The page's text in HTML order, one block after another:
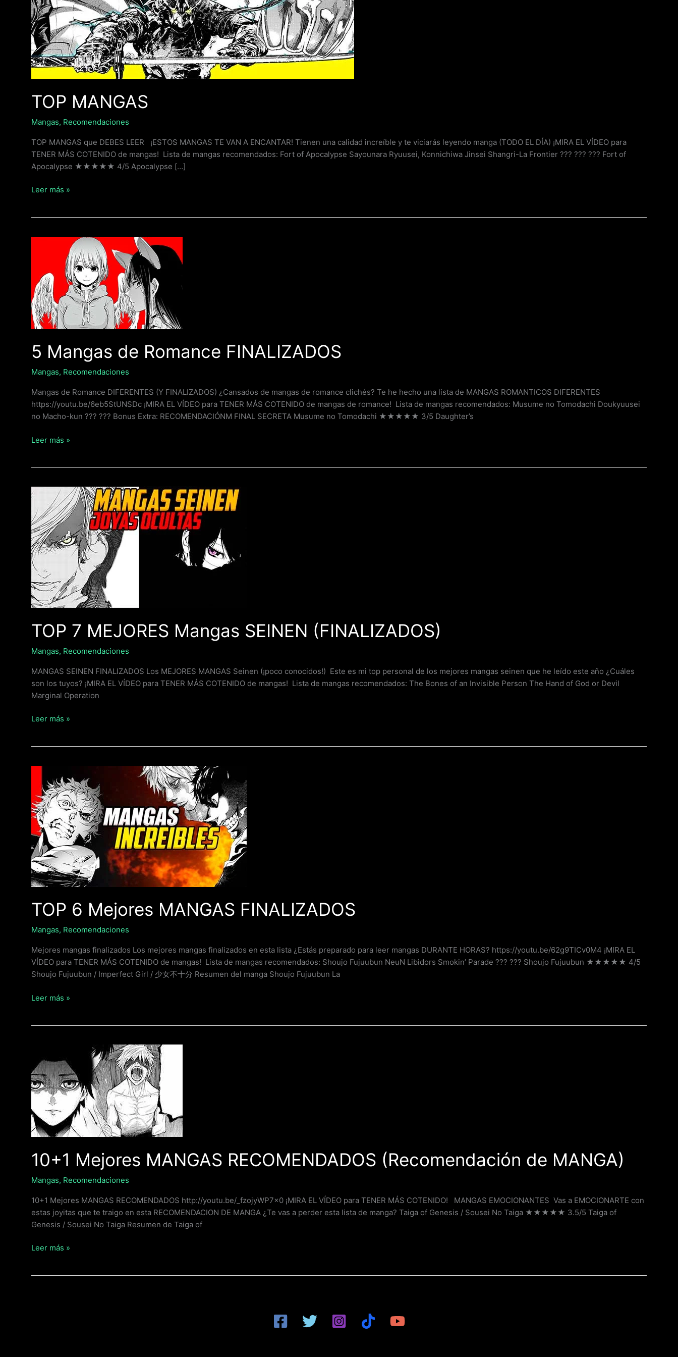
TOP MANGAS
Mangas, Recomendaciones
TOP MANGAS que DEBES LEER ¡ESTOS MANGAS TE VAN A ENCANTAR! Tienen una calidad increíble y te viciarás leyendo manga (TODO EL DÍA) ¡MIRA EL VÍDEO para
TENER MÁS COTENIDO de mangas! Lista de mangas recomendados: Fort of Apocalypse Sayounara Ryuusei, Konnichiwa Jinsei Shangri-La Frontier ??? ??? ??? Fort of
Apocalypse ★★★★★ 4/5 Apocalypse […]
Leer más »
5 Mangas de Romance FINALIZADOS
Mangas, Recomendaciones
Mangas de Romance DIFERENTES (Y FINALIZADOS) ¿Cansados de mangas de romance clichés? Te he hecho una lista de MANGAS ROMANTICOS DIFERENTES
https://youtu.be/6eb5StUNSDc ¡MIRA EL VÍDEO para TENER MÁS COTENIDO de mangas de romance! Lista de mangas recomendados: Musume no Tomodachi Doukyuusei
no Macho-kun ??? ??? Bonus Extra: RECOMENDACIÓNM FINAL SECRETA Musume no Tomodachi ★★★★★ 3/5 Daughter’s
Romance
FINALIZADOS
Leer más »
TOP 7 MEJORES Mangas SEINEN (FINALIZADOS)
Mangas, Recomendaciones
MANGAS SEINEN FINALIZADOS Los MEJORES MANGAS Seinen (¡poco conocidos!) Este es mi top personal de los mejores mangas seinen que he leído este año ¿Cuáles
son los tuyos? ¡MIRA EL VÍDEO para TENER MÁS COTENIDO de mangas! Lista de mangas recomendados: The Bones of an Invisible Person The Hand of God or Devil
Marginal Operation
TOP
MEJORES
Mangas
SEINEN
(FINALIZADOS)
Leer más »
TOP 6 Mejores MANGAS FINALIZADOS
Mangas, Recomendaciones
Mejores mangas finalizados Los mejores mangas finalizados en esta lista ¿Estás preparado para leer mangas DURANTE HORAS? https://youtu.be/62g9TICv0M4 ¡MIRA EL
VÍDEO para TENER MÁS COTENIDO de mangas! Lista de mangas recomendados: Shoujo Fujuubun NeuN Libidors Smokin’ Parade ??? ??? Shoujo Fujuubun ★★★★★ 4/5
Shoujo Fujuubun / Imperfect Girl / 少女不十分 Resumen del manga Shoujo Fujuubun La
Mejores
MANGAS
FINALIZADOS
Leer más »
10+1 Mejores MANGAS RECOMENDADOS (Recomendación de MANGA)
Mangas, Recomendaciones
10+1 Mejores MANGAS RECOMENDADOS http://youtu.be/_fzojyWP7x0 ¡MIRA EL VÍDEO para TENER MÁS COTENIDO! MANGAS EMOCIONANTES Vas a EMOCIONARTE con
estas joyitas que te traigo en esta RECOMENDACION DE MANGA ¿Te vas a perder esta lista de manga? Taiga of Genesis / Sousei No Taiga ★★★★★ 3.5/5 Taiga of
Genesis / Sousei No Taiga Resumen de Taiga of
Mejores
MANGAS
RECOMENDADOS
(Recomendación
de
MANGA)
Leer más »